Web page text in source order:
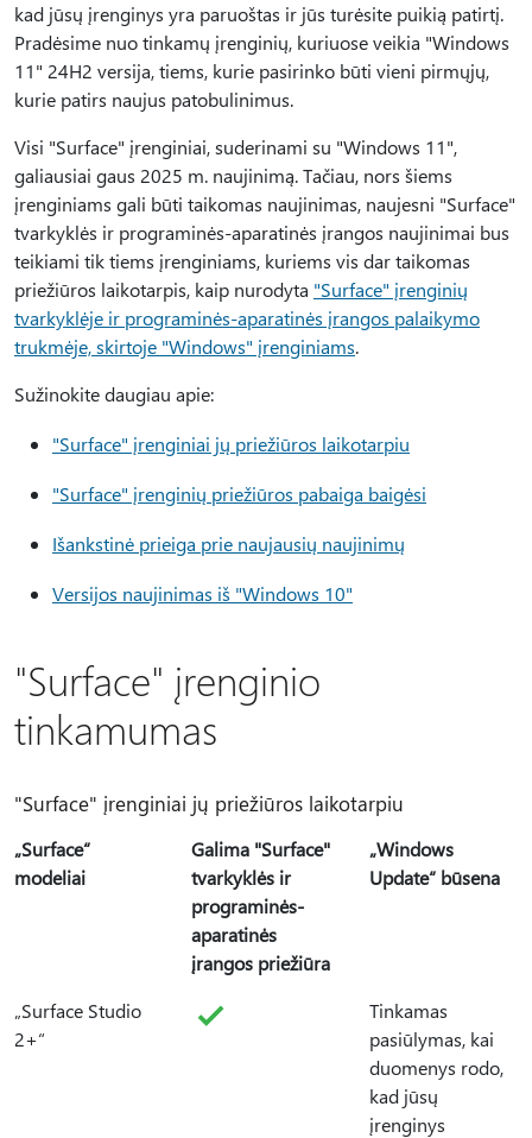
kad jūsų įrenginys yra paruoštas ir jūs turėsite puikią patirtį.
Pradėsime nuo tinkamų įrenginių, kuriuose veikia "Windows
11" 24H2 versija, tiems, kurie pasirinko būti vieni pirmųjų,
kurie patirs naujus patobulinimus.
Visi "Surface" įrenginiai, suderinami su "Windows 11",
galiausiai gaus 2025 m. naujinimą. Tačiau, nors šiems
įrenginiams gali būti taikomas naujinimas, naujesni "Surface"
tvarkyklės ir programinės-aparatinės įrangos naujinimai bus
teikiami tik tiems įrenginiams, kuriems vis dar taikomas
priežiūros laikotarpis, kaip nurodyta "Surface" įrenginių
tvarkyklėje ir programinės-aparatinės įrangos palaikymo
trukmėje, skirtoje "Windows" įrenginiams.
Sužinokite daugiau apie:
"Surface" įrenginiai jų priežiūros laikotarpiu
"Surface" įrenginių priežiūros pabaiga baigėsi
Išankstinė prieiga prie naujausių naujinimų
Versijos naujinimas iš "Windows 10"
"Surface" įrenginio
tinkamumas
"Surface" įrenginiai jų priežiūros laikotarpiu
„Surface“
modeliai
Galima "Surface"
tvarkyklės ir
programinės-
aparatinės
įrangos priežiūra
„Windows
Update“ būsena
„Surface Studio
2+“
Tinkamas
pasiūlymas, kai
duomenys rodo,
kad jūsų
įrenginys